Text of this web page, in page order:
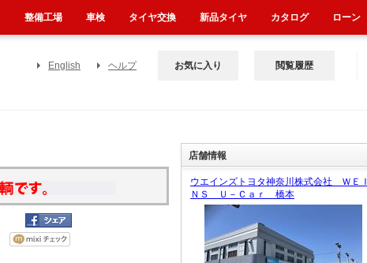
English ヘルプ お気に入り 閲覧履歴
店舗情報
ウエインズトヨタ神奈川株式会社 ＷＥＩ
ＮＳ Ｕ－Ｃａｒ 橋本
整備工場 車検 タイヤ交換 新品タイヤ カタログ ローン